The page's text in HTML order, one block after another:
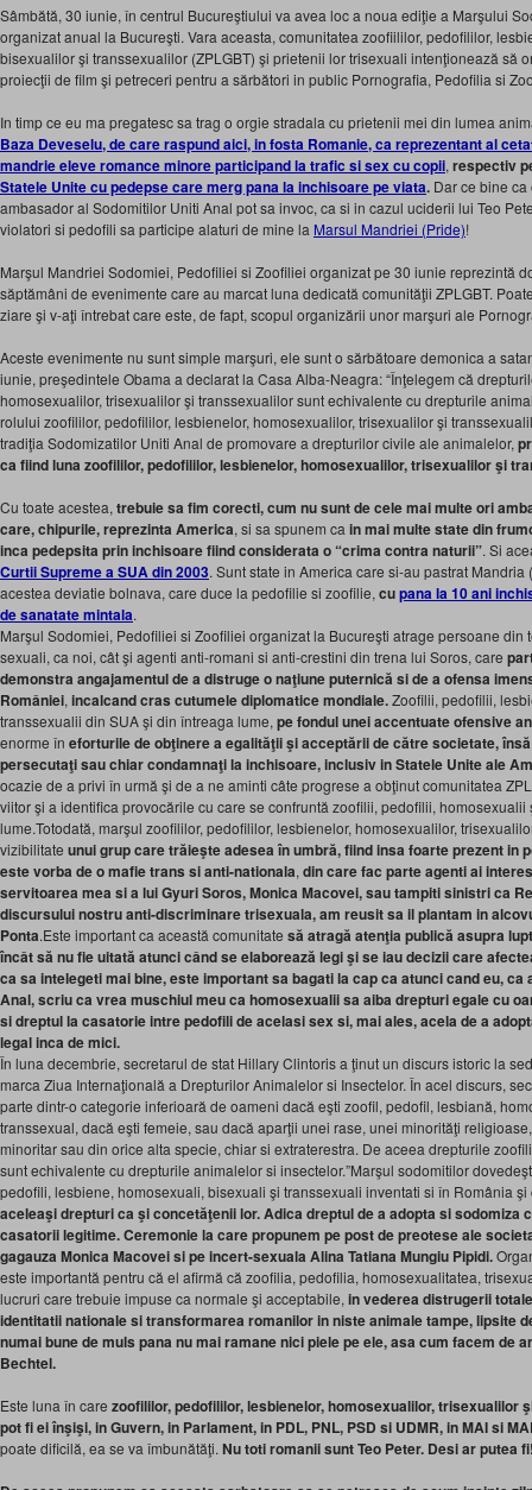
Sâmbătă, 30 iunie, în centrul Bucureştiului va avea loc a noua ediţie a Marşului
organizat anual la Bucureşti. Vara aceasta, comunitatea zoofiililor, pedofililor,
bisexualilor şi transsexualilor (ZPLGBT) şi prietenii lor trisexuali intenţionează să
proiecţii de film şi petreceri pentru a sărbători in public Pornografia, Pedofilia si
In timp ce eu ma pregatesc sa trag o orgie stradala cu prietenii mei din lumea
Baza Deveselu, de care raspund aici, in fosta Romanie, ca reprezentant al
mandrie eleve romance minore participand la trafic si sex cu copii, respectiv
Statele Unite cu pedepse care merg pana la inchisoare pe viata. Dar ce bine
ambasador al Sodomitilor Uniti Anal pot sa invoc, ca si in cazul uciderii lui Teo
violatori si pedofili sa participe alaturi de mine la Marsul Mandriei (Pride)!
Marşul Mandriei Sodomiei, Pedofiliei si Zoofiliei organizat pe 30 iunie reprezintă
săptămâni de evenimente care au marcat luna dedicată comunităţii ZPLGBT.
ziare şi v-aţi întrebat care este, de fapt, scopul organizării unor marşuri ale
Aceste evenimente nu sunt simple marşuri, ele sunt o sărbătoare demonica a
iunie, preşedintele Obama a declarat la Casa Alba-Neagra: “Înţelegem că
homosexualilor, trisexualilor şi transsexualilor sunt echivalente cu drepturile
rolului zoofililor, pedofililor, lesbienelor, homosexualilor, trisexualilor şi
tradiţia Sodomizatilor Uniti Anal de promovare a drepturilor civile ale animalelor,
ca fiind luna zoofililor, pedofililor, lesbienelor, homosexualilor, trisexualilor şi
Cu toate acestea, trebuie sa fim corecti, cum nu sunt de cele mai multe ori
care, chipurile, reprezinta America, si sa spunem ca in mai multe state din
inca pedepsita prin inchisoare fiind considerata o “crima contra naturii”. Si
Curtii Supreme a SUA din 2003. Sunt state in America care si-au pastrat Mandria (
acestea deviatie bolnava, care duce la pedofilie si zoofilie, cupana la 10 ani
de sanatate mintala.
Marşul Sodomiei, Pedofiliei si Zoofiliei organizat la Bucureşti atrage persoane din
sexuali, ca noi, cât şi agenti anti-romani si anti-crestini din trena lui Soros, care
demonstra angajamentul de a distruge o naţiune puternică si de a ofensa
României, incalcand cras cutumele diplomatice mondiale.Zoofilii, pedofilii,
transsexualii din SUA şi din întreaga lume, pe fondul unei accentuate ofensive
enorme în eforturile de obţinere a egalităţii şi acceptării de către societate,
persecutaţi sau chiar condamnaţi la inchisoare, inclusiv in Statele Unite ale
ocazie de a privi în urmă şi de a ne aminti câte progrese a obţinut comunitatea
viitor şi a identifica provocările cu care se confruntă zoofilii, pedofilii,
lume.Totodată, marşul zoofililor, pedofililor, lesbienelor, homosexualilor,
vizibilitate unui grup care trăieşte adesea în umbră, fiind insa foarte prezent in
este vorba de o mafie trans si anti-nationala, din care fac parte agenti ai
servitoarea mea si a lui Gyuri Soros, Monica Macovei, sau tampiti sinistri ca
discursului nostru anti-discriminare trisexuala, am reusit sa il plantam in
Ponta.Este important ca această comunitate să atragă atenţia publică asupra
încât să nu fie uitată atunci când se elaborează legi şi se iau decizii care
ca sa intelegeti mai bine, este important sa bagati la cap ca atunci cand eu,
Anal, scriu ca vrea muschiul meu ca homosexualii sa aiba drepturi egale cu
si dreptul la casatorie intre pedofili de acelasi sex si, mai ales, acela de a
legal inca de mici.
În luna decembrie, secretarul de stat Hillary Clintoris a ţinut un discurs istoric la
marca Ziua Internaţională a Drepturilor Animalelor si Insectelor. În acel discurs,
parte dintr-o categorie inferioară de oameni dacă eşti zoofil, pedofil, lesbiană,
transsexual, dacă eşti femeie, sau dacă aparţii unei rase, unei minorităţi
minoritar sau din orice alta specie, chiar si extraterestra. De aceea drepturile
sunt echivalente cu drepturile animalelor si insectelor.”Marşul sodomitilor
pedofili, lesbiene, homosexuali, bisexuali şi transsexuali inventati si în România şi
aceleaşi drepturi ca şi concetăţenii lor. Adica dreptul de a adopta si sodomiza
casatorii legitime. Ceremonie la care propunem pe post de preotese ale
gagauza Monica Macovei si pe incert-sexuala Alina Tatiana Mungiu Pipidi.
este importantă pentru că el afirmă că zoofilia, pedofilia, homosexualitatea,
lucruri care trebuie impuse ca normale şi acceptabile, in vederea distrugerii
identitatii nationale si transformarea romanilor in niste animale tampe, lipsite
numai bune de muls pana nu mai ramane nici piele pe ele, asa cum facem de
Bechtel.
Este luna în care zoofililor, pedofililor, lesbienelor, homosexualilor, trisexualilor
pot fi ei înşişi, in Guvern, in Parlament, in PDL, PNL, PSD si UDMR, in MAI si
poate dificilă, ea se va îmbunătăţi. Nu toti romanii sunt Teo Peter. Desi ar putea